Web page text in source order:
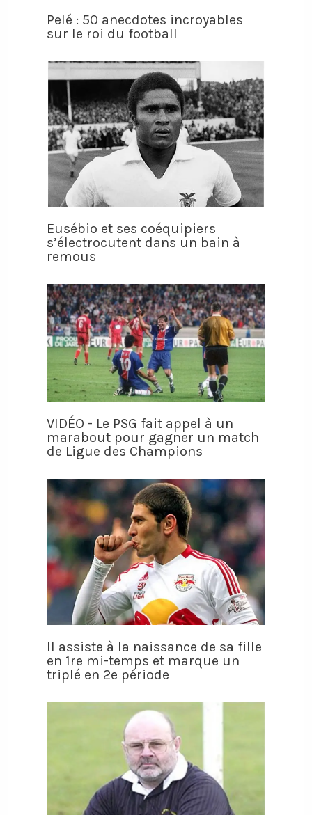
Pelé : 50 anecdotes incroyables
sur le roi du football
Eusébio et ses coéquipiers
s’électrocutent dans un bain à
remous
VIDÉO - Le PSG fait appel à un
marabout pour gagner un match
de Ligue des Champions
Il assiste à la naissance de sa fille
en 1re mi-temps et marque un
triplé en 2e période